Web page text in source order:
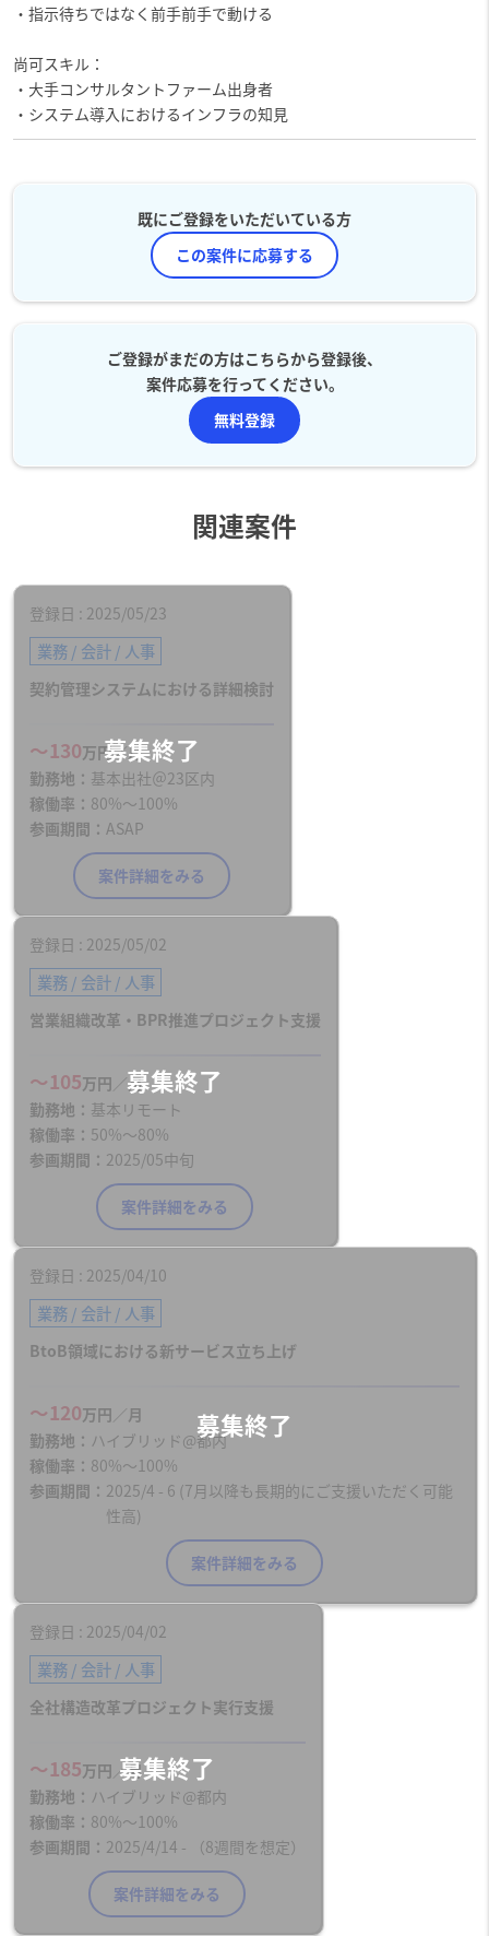
・指示待ちではなく前手前手で動ける
尚可スキル：
・大手コンサルタントファーム出身者
・システム導入におけるインフラの知見
既にご登録をいただいている方
この案件に応募する
ご登録がまだの方はこちらから登録後、
案件応募を行ってください。
無料登録
関連案件
登録日 2025/05/23
業務 / 会計 / 人事
契約管理システムにおける詳細検討
〜130万円／月
勤務地
基本出社＠23区内
稼働率
80%〜100%
参画期間
ASAP
案件詳細をみる
登録日 2025/05/02
業務 / 会計 / 人事
営業組織改革・BPR推進プロジェクト支援
〜105万円／月
勤務地
基本リモート
稼働率
50%〜80%
参画期間
2025/05中旬
案件詳細をみる
登録日 2025/04/10
業務 / 会計 / 人事
BtoB領域における新サービス立ち上げ
〜120万円／月
勤務地
ハイブリッド@都内
稼働率
80%〜100%
参画期間
2025/4 - 6 (7月以降も長期的にご支援いただく可能
性高)
案件詳細をみる
登録日 2025/04/02
業務 / 会計 / 人事
全社構造改革プロジェクト実行支援
〜185万円／月
勤務地
ハイブリッド@都内
稼働率
80%〜100%
参画期間
2025/4/14 - （8週間を想定）
案件詳細をみる